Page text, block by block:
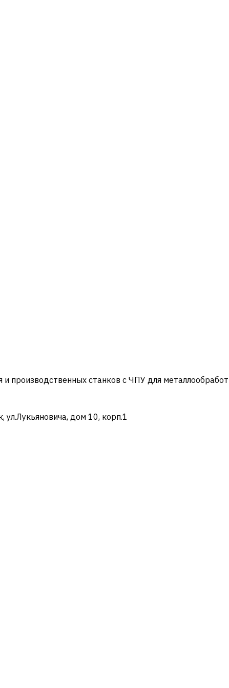
производственных станков с ЧПУ для
дом 10, корп.1